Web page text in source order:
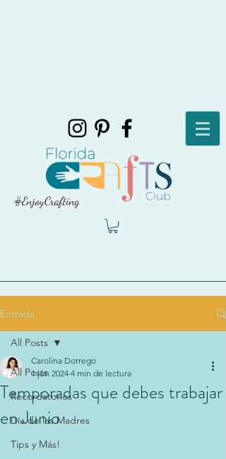
#EnjoyCrafting
Entrada
All Posts
Recordatorios
Día de las Madres
Tips y Más!
All Posts
Temporadas que debes trabajar
en Junio
Carolina Dorrego
1 jun 2024 4 min de lectura